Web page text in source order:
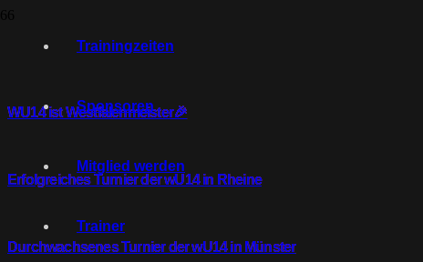
Trainingzeiten
Sponsoren
Mitglied werden
Trainer
Saisonauftakt bei der wU14
WU14 ist Westfalenmeister🎉
Erfolgreiches Turnier der wU14 in Rheine
Durchwachsenes Turnier der wU14 in Münster